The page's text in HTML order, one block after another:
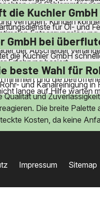
und
verfügen. Kunden
Entsorgungslösung
die Kuchler
für Öl- und
Die Wartung umfasst
der Abscheider
Erfahrung basiert.
bei
die Kuchler GmbH
Mitarbeiter
und die
lange auf Hilfe warten
beste Wahl für
und Kanalreinigung
und
Die breite
Kosten, da keine
Impressum Sitemap